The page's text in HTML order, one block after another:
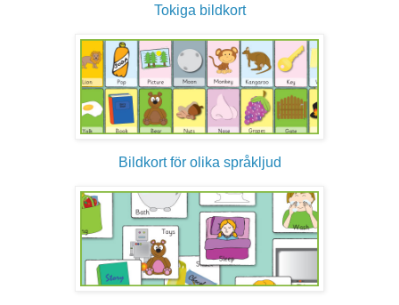
Tokiga bildkort
Bildkort för olika språkljud